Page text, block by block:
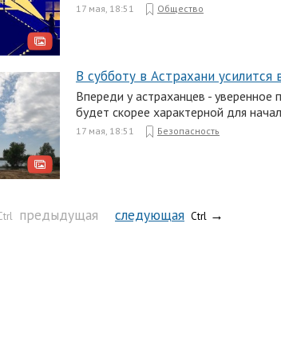
17 мая, 18:51 Общество
В субботу в Астрахани усилится
Впереди у астраханцев - уверенное
будет скорее характерной для
17 мая, 18:51 Безопасность
предыдущая следующая Ctrl →